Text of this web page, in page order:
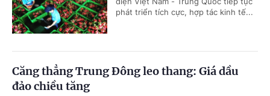
phát triển tích cực, hợp tác kinh tế...
Căng thẳng Trung Đông leo thang: Giá dầu
đảo chiều tăng